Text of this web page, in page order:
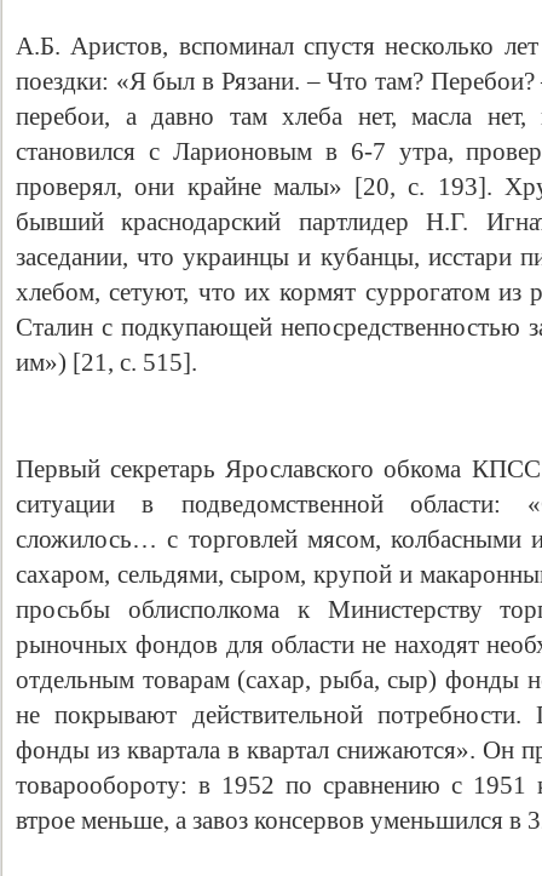
А.Б. Аристов, вспоминал спустя несколько
поездки: «Я был в Рязани. – Что там?
перебои, а давно там хлеба нет, масла
становился с Ларионовым в 6-7 утра,
проверял, они крайне малы» [20, с. 193].
бывший краснодарский партлидер Н.Г.
заседании, что украинцы и кубанцы, исстари
хлебом, сетуют, что их кормят суррогатом
Сталин с подкупающей непосредственностью
им») [21, c. 515].
Первый секретарь Ярославского обкома
ситуации в подведомственной области:
сложилось… с торговлей мясом, колбасными
сахаром, сельдями, сыром, крупой и
просьбы облисполкома к Министерству
рыночных фондов для области не находят
отдельным товарам (сахар, рыба, сыр) фонды
не покрывают действительной
фонды из квартала в квартал снижаются». Он
товарообороту: в 1952 по сравнению с 1951
втрое меньше, а завоз консервов уменьшился в